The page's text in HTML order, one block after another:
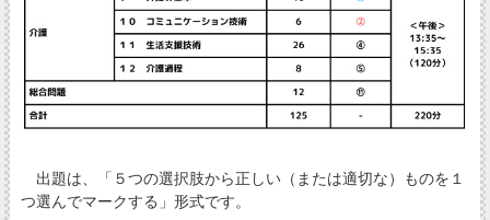
出題は、「５つの選択肢から正しい（または適切な）ものを１
つ選んでマークする」形式です。